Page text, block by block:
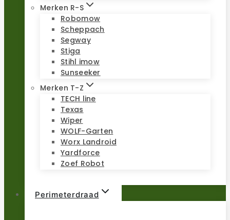
Merken R-S
Robomow
Scheppach
Segway
Stiga
Stihl imow
Sunseeker
Merken T-Z
TECH line
Texas
Wiper
WOLF-Garten
Worx Landroid
Yardforce
Zoef Robot
Perimeterdraad